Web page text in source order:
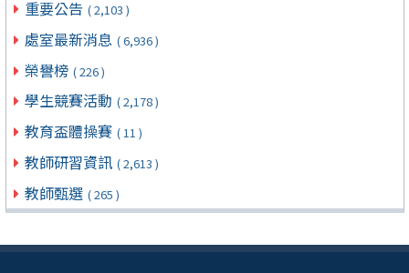
重要公告 ( 2,103 )
處室最新消息 ( 6,936 )
榮譽榜 ( 226 )
學生競賽活動 ( 2,178 )
教育盃體操賽 ( 11 )
教師研習資訊 ( 2,613 )
教師甄選 ( 265 )